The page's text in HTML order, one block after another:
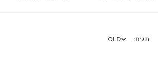
תגית: OLD